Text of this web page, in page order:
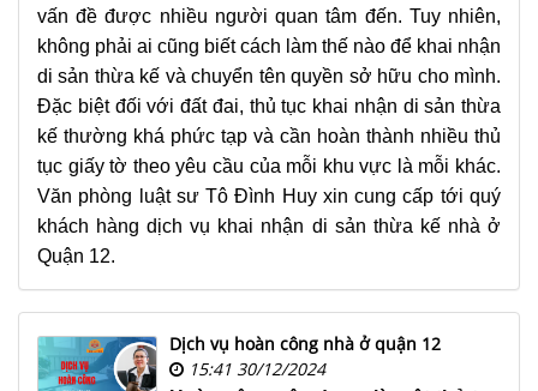
BIỂU
MẪU
LIÊN
HỆ
vấn đề được nhiều người quan tâm đến. Tuy nhiên,
không phải ai cũng biết cách làm thế nào để khai nhận
di sản thừa kế và chuyển tên quyền sở hữu cho mình.
Đặc biệt đối với đất đai, thủ tục khai nhận di sản thừa
kế thường khá phức tạp và cần hoàn thành nhiều thủ
tục giấy tờ theo yêu cầu của mỗi khu vực là mỗi khác.
Văn phòng luật sư Tô Đình Huy xin cung cấp tới quý
khách hàng dịch vụ khai nhận di sản thừa kế nhà ở
Quận 12.
Dịch vụ hoàn công nhà ở quận 12
15:41 30/12/2024